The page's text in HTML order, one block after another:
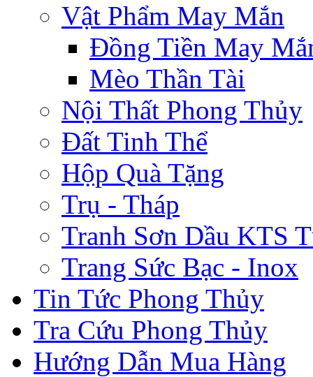
Vật Phẩm May Mắn
Đồng Tiền May
Mèo Thần Tài
Nội Thất Phong Thủy
Đất Tinh Thể
Hộp Quà Tặng
Trụ - Tháp
Tranh Sơn Dầu KTS
Trang Sức Bạc - Inox
Tin Tức Phong Thủy
Tra Cứu Phong Thủy
Hướng Dẫn Mua Hàng